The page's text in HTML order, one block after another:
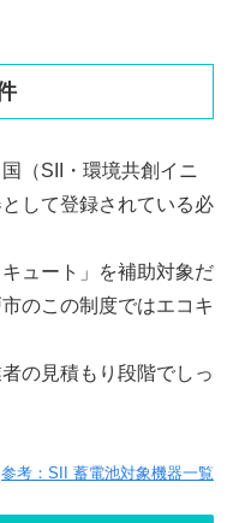
（SII・環境共創イニ
して登録されている必
ュート」を補助対象だ
のこの制度ではエコキ
の見積もり段階でしっ
参考：SII 蓄電池対象機器一覧